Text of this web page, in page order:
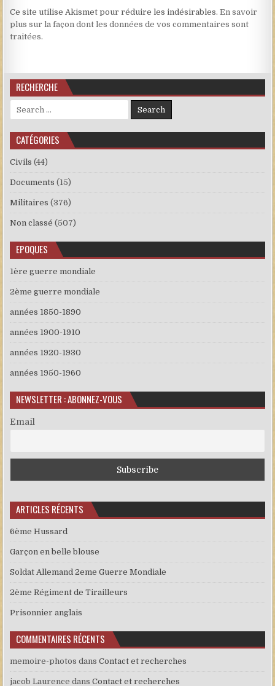
Ce site utilise Akismet pour réduire les indésirables.En savoir
plus sur la façon dont les données de vos commentaires sont
traitées.
RECHERCHE
Search for:
CATÉGORIES
Civils (44)
Documents (15)
Militaires (376)
Non classé (507)
EPOQUES
1ère guerre mondiale
2ème guerre mondiale
années 1850-1890
années 1900-1910
années 1920-1930
années 1950-1960
NEWSLETTER : ABONNEZ-VOUS
Email
ARTICLES RÉCENTS
6ème Hussard
Garçon en belle blouse
Soldat Allemand 2eme Guerre Mondiale
2ème Régiment de Tirailleurs
Prisonnier anglais
COMMENTAIRES RÉCENTS
memoire-photos dansContact et recherches
jacob Laurence dansContact et recherches